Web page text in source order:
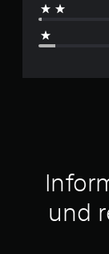
und